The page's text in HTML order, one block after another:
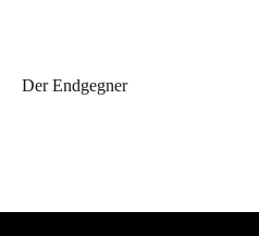
Der Endgegner